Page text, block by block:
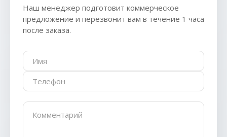
Наш менеджер подготовит коммерческое
предложение и перезвонит вам в течение 1 часа
после заказа.